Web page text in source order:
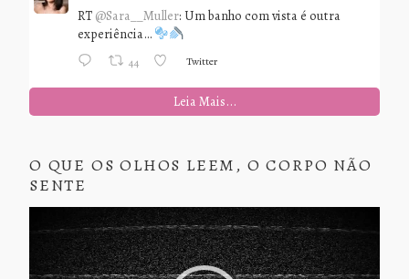
RT @Sara__Muller: Um banho com vista é outra
experiência…
44 Twitter
Leia Mais...
O QUE OS OLHOS LEEM, O CORPO NÃO
SENTE
de
vídeo